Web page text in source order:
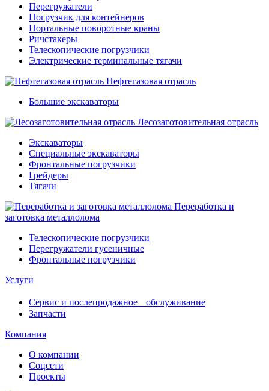
Перегружатели
Погрузчик для контейнеров
Портальные поворотные краны
Ричстакеры
Телескопические погрузчики
Электрические терминальные тягачи
Нефтегазовая отрасль
Большие экскаваторы
Лесозаготовительная отрасль
Экскаваторы
Специальные экскаваторы
Фронтальные погрузчики
Грейдеры
Тягачи
Переработка и
заготовка металлолома
Телескопические погрузчики
Перегружатели гусеничные
Фронтальные погрузчики
Услуги
Сервис и послепродажное обслуживание
Запчасти
Компания
О компании
Соцсети
Проекты